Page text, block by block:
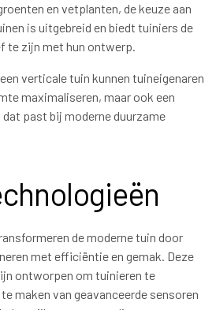
en vetplanten, de keuze aan
is uitgebreid en biedt tuiniers de
te zijn met hun ontwerp.
verticale tuin kunnen tuineigenaren
maximaliseren, maar ook een
past bij moderne duurzame
de moderne tuin door
met efficiëntie en gemak. Deze
ontworpen om tuinieren te
maken van geavanceerde sensoren